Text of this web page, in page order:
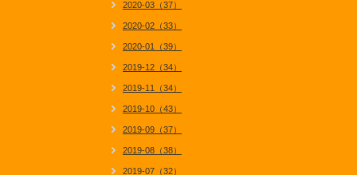
2020-03（37）
2020-02（33）
2020-01（39）
2019-12（34）
2019-11（34）
2019-10（43）
2019-09（37）
2019-08（38）
2019-07（32）